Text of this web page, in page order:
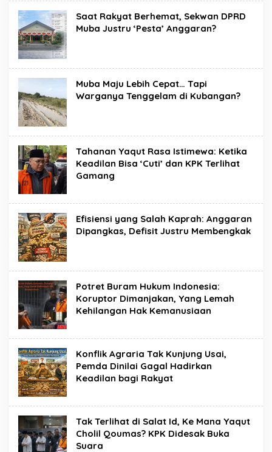
Saat Rakyat Berhemat, Sekwan DPRD
Muba Justru ‘Pesta’ Anggaran?
Muba Maju Lebih Cepat… Tapi
Warganya Tenggelam di Kubangan?
Tahanan Yaqut Rasa Istimewa: Ketika
Keadilan Bisa ‘Cuti’ dan KPK Terlihat
Gamang
Efisiensi yang Salah Kaprah: Anggaran
Dipangkas, Defisit Justru Membengkak
Potret Buram Hukum Indonesia:
Koruptor Dimanjakan, Yang Lemah
Kehilangan Hak Kemanusiaan
Konflik Agraria Tak Kunjung Usai,
Pemda Dinilai Gagal Hadirkan
Keadilan bagi Rakyat
Tak Terlihat di Salat Id, Ke Mana Yaqut
Cholil Qoumas? KPK Didesak Buka
Suara